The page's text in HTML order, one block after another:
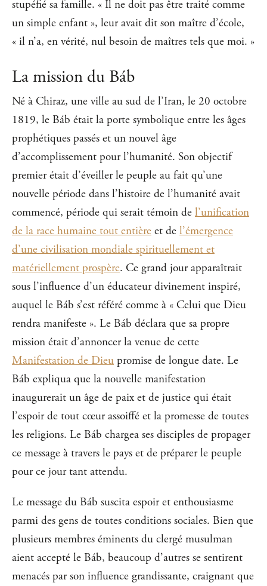
stupéfié sa famille. « Il ne doit pas être traité comme
un simple enfant », leur avait dit son maître d’école,
« il n’a, en vérité, nul besoin de maîtres tels que moi. »
La mission du Báb
Né à Chiraz, une ville au sud de l’Iran, le 20 octobre
1819, le Báb était la porte symbolique entre les âges
prophétiques passés et un nouvel âge
d’accomplissement pour l’humanité. Son objectif
premier était d’éveiller le peuple au fait qu’une
nouvelle période dans l’histoire de l’humanité avait
commencé, période qui serait témoin de l’unification
de la race humaine tout entière et de l’émergence
d’une civilisation mondiale spirituellement et
matériellement prospère. Ce grand jour apparaîtrait
sous l’influence d’un éducateur divinement inspiré,
auquel le Báb s’est référé comme à « Celui que Dieu
rendra manifeste ». Le Báb déclara que sa propre
mission était d’annoncer la venue de cette
Manifestation de Dieu promise de longue date. Le
Báb expliqua que la nouvelle manifestation
inaugurerait un âge de paix et de justice qui était
l’espoir de tout cœur assoiffé et la promesse de toutes
les religions. Le Báb chargea ses disciples de propager
ce message à travers le pays et de préparer le peuple
pour ce jour tant attendu.
Le message du Báb suscita espoir et enthousiasme
parmi des gens de toutes conditions sociales. Bien que
plusieurs membres éminents du clergé musulman
aient accepté le Báb, beaucoup d’autres se sentirent
menacés par son influence grandissante, craignant que